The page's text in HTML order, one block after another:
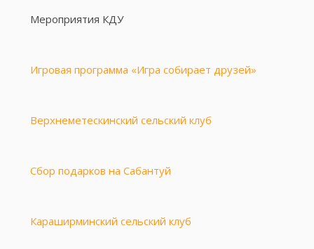
Мероприятия КДУ
Игровая программа «Игра собирает друзей»
Верхнеметескинский сельский клуб
Сбор подарков на Сабантуй
Караширминский сельский клуб